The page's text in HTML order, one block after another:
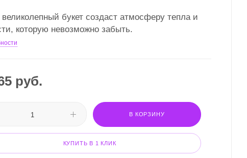
великолепный букет создаст атмосферу тепла и
которую невозможно забыть.
руб.
В КОРЗИНУ
КУПИТЬ В 1 КЛИК